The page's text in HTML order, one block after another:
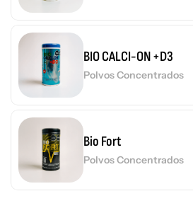
BIO CALCI-ON +D3
Polvos Concentrados
Bio Fort
Polvos Concentrados